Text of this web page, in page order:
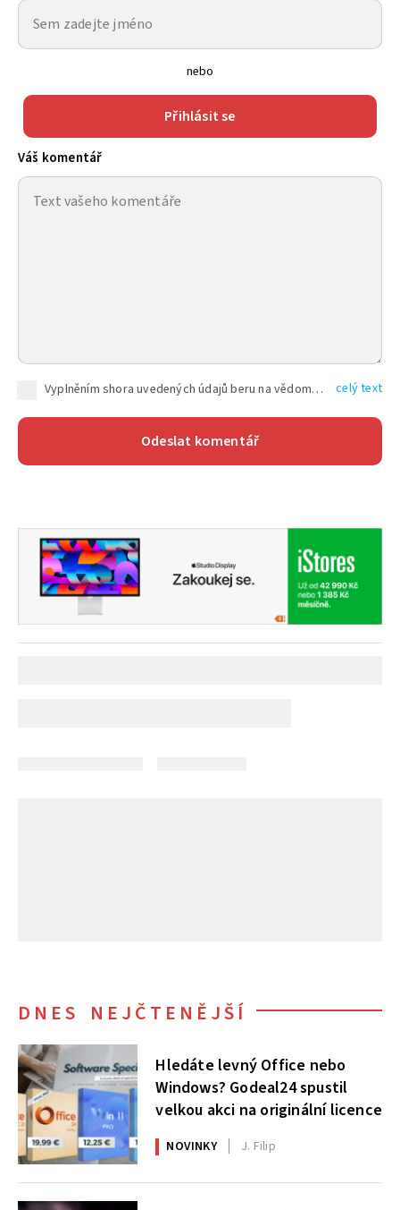
nebo
Přihlásit se
Váš komentář
Vyplněním shora uvedených údajů beru na vědomí, že společnost TEXT FACTORY s.r.o., sídlem Brno, Durďákova 336/29, Černá Pole, PSČ: 613 00, IČ: 06157831, zapsané u Krajského soudu v Brně, oddíl C, vložka 100399, bude zpracovávat mé osobní údaje uvedené v rámci mnou vyplněného registračního formuláře na základě oprávněných zájmů TEXT FACTORY s.r.o. dle čl. 6 odst. 1 písm. f) GDPR a pro splnění právních povinností (čl. 6 odst. 1 písm. c) GDPR), a to pro tyto účely: nezbytnost zajistit oprávnění návštěvníka webových stránek provozovaných společností TEXT FACTORY s.r.o. přispívat aktivně ke zveřejněným článkům nebo v rámci diskusních fór a výkon práv TEXT FACTORY s.r.o. jako administrátora těchto diskusních fór. Více informací o zpracování osobních údajů a právech lze nalézt v celý text
DNES NEJČTENĚJŠÍ
Hledáte levný Office nebo
Windows? Godeal24 spustil
velkou akci na originální licence
NOVINKY J. Filip